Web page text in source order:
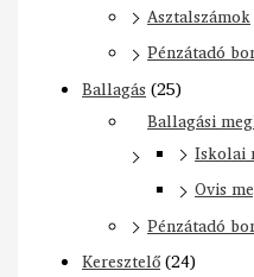
Asztalszámok
Pénzátadó
Ballagás (25)
Ballagási
Iskolai
Ovis
Pénzátadó
Keresztelő(24)